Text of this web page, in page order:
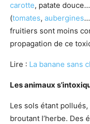
carotte, patate
(tomates, aubergines
fruitiers sont moins
propagation de ce
Lire : La banane sans
Les animaux
Les sols étant
broutant l’herbe. Des